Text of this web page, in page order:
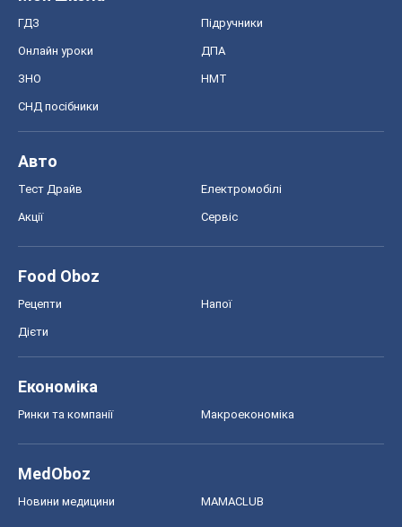
ГДЗ Підручники
Онлайн уроки ДПА
ЗНО НМТ
СНД посібники
Авто
Тест Драйв Електромобілі
Акції Сервіс
Food Oboz
Рецепти Напої
Дієти
Економіка
Ринки та компанії Макроекономіка
MedOboz
Новини медицини MAMACLUB